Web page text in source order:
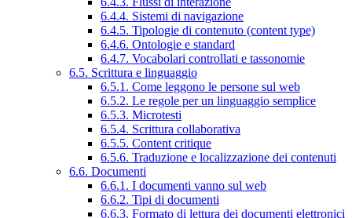
6.4.4. Sistemi di navigazione
6.4.5. Tipologie di contenuto (content type)
6.4.6. Ontologie e standard
6.4.7. Vocabolari controllati e tassonomie
6.5. Scrittura e linguaggio
6.5.1. Come leggono le persone sul web
6.5.2. Le regole per un linguaggio semplice
6.5.3. Microtesti
6.5.4. Scrittura collaborativa
6.5.5. Content critique
6.5.6. Traduzione e localizzazione dei contenuti
6.6. Documenti
6.6.1. I documenti vanno sul web
6.6.2. Tipi di documenti
6.6.3. Formato di lettura dei documenti elettronici